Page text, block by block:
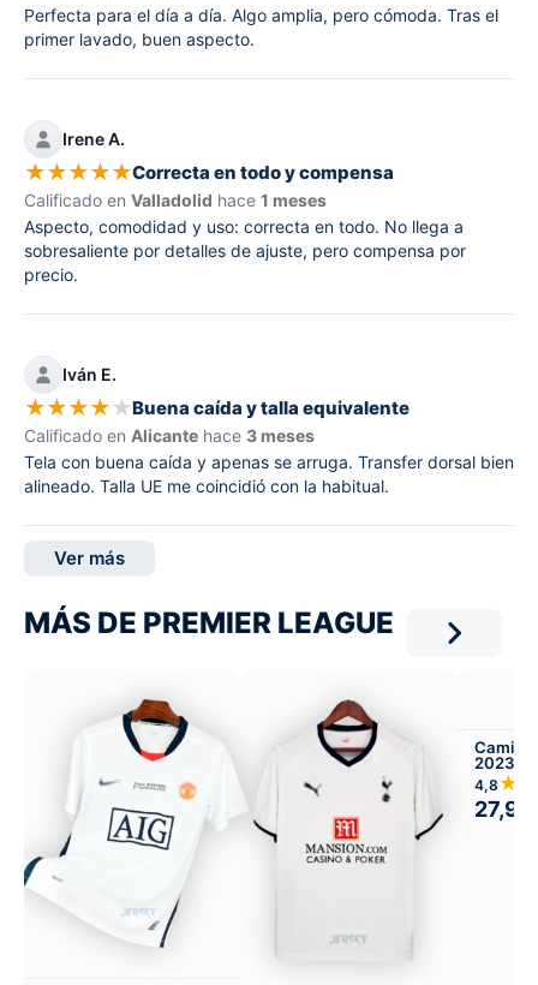
Perfecta para el día a día. Algo amplia, pero cómoda. Tras el
primer lavado, buen aspecto.
Irene A.
★★★★★Correcta en todo y compensa
Calificado en Valladolid hace 1 meses
Aspecto, comodidad y uso: correcta en todo. No llega a
sobresaliente por detalles de ajuste, pero compensa por
precio.
Iván E.
★★★★★Buena caída y talla equivalente
Calificado en Alicante hace 3 meses
Tela con buena caída y apenas se arruga. Transfer dorsal bien
alineado. Talla UE me coincidió con la habitual.
Ver más
MÁS DE PREMIER LEAGUE
2023-
4,8
27,99